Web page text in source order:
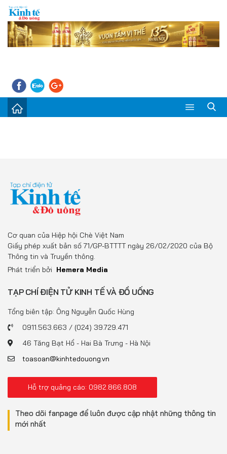
Thị trường
Doanh nghiệp – Doanh nhân
Đồ uống
Pháp luật
Multimedia
Cơ quan của Hiệp hội Chè Việt Nam
Giấy phép xuất bản số 71/GP-BTTTT ngày 26/02/2020 của Bộ
Thông tin và Truyền thông.
Phát triển bởi Hemera Media
TẠP CHÍ ĐIỆN TỬ KINH TẾ VÀ ĐỒ UỐNG
Tổng biên tập: Ông Nguyễn Quốc Hùng
0911.563.663 / (024) 39.729.471
46 Tăng Bạt Hổ - Hai Bà Trưng - Hà Nội
toasoan@kinhtedouong.vn
Hỗ trợ quảng cáo: 0982.866.808
Theo dõi fanpage để luôn được cập nhật những thông tin
mới nhất